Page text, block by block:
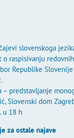
slovenskoga
o raspisivanju
Republike Slovenije
– predstavljanje
Slovenski dom
u 18 h
za ostale najave